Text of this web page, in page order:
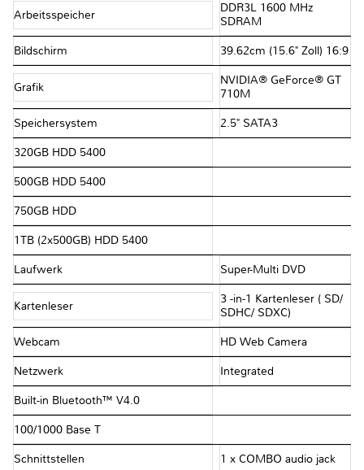
Arbeitsspeicher
DDR3L 1600 MHz
SDRAM
Bildschirm 39.62cm (15.6" Zoll) 16:9
Grafik
NVIDIA® GeForce® GT
710M
Speichersystem 2.5" SATA3
320GB HDD 5400
500GB HDD 5400
750GB HDD
1TB (2x500GB) HDD 5400
Laufwerk Super-Multi DVD
Kartenleser
3 -in-1 Kartenleser ( SD/
SDHC/ SDXC)
Webcam HD Web Camera
Netzwerk Integrated
Built-in Bluetooth™ V4.0
100/1000 Base T
Schnittstellen 1 x COMBO audio jack